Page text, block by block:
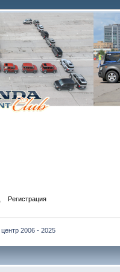
Регистрация
2006 - 2025